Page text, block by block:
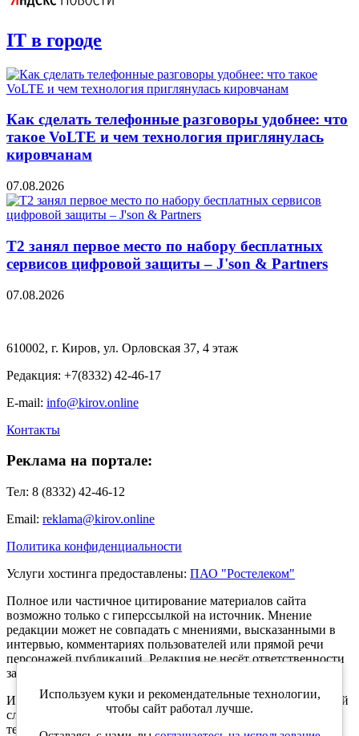
IT в городе
Как сделать телефонные разговоры удобнее: что
такое VoLTE и чем технология приглянулась
кировчанам
07.08.2026
Т2 занял первое место по набору бесплатных
сервисов цифровой защиты – J'son & Partners
07.08.2026
610002, г. Киров, ул. Орловская 37, 4 этаж
Редакция: +7(8332) 42-46-17
E-mail: info@kirov.online
Контакты
Реклама на портале:
Тел: 8 (8332) 42-46-12
Email: reklama@kirov.online
Политика конфиденциальности
Услуги хостинга предоставлены: ПАО "Ростелеком"
Полное или частичное цитирование материалов сайта
возможно только с гиперссылкой на источник. Мнение
редакции может не совпадать с мнениями, высказанными в
интервью, комментариях пользователей или прямой речи
персонажей публикаций. Редакция не несёт ответственности
за текст комментариев читателей.
Интернет-портал Kirov.online зарегистрирован в Федеральной
службе по надзору в сфере связи, информационных
технологий и массовых коммуникаций (Роскомнадзор) 5
Используем куки и рекомендательные технологии,
чтобы сайт работал лучше.